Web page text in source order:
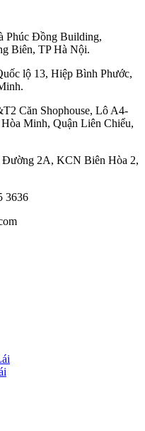
Phúc Đồng Building,
Biên, TP Hà Nội.
lộ 13, Hiệp Bình Phước,
Căn Shophouse, Lô A4-
Minh, Quận Liên Chiểu,
Đường 2A, KCN Biên Hòa 2,
3636